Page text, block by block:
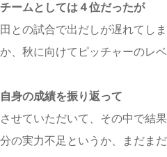
ームとしては４位だったが
との試合で出だしが遅れてし
、秋に向けてピッチャーのレ
身の成績を振り返って
せていただいて、その中で結
の実力不足というか、まだま